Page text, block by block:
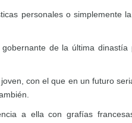
personales o simplemente
de la última dinastía
con el que en un futuro
a ella con grafías